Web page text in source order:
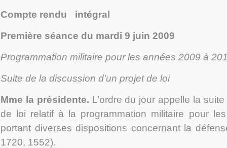
Compte rendu intégral
Première séance du mardi 9 juin 2009
Programmation militaire pour les années 2009 à
Suite de la discussion d’un projet de loi
Mme la présidente. L’ordre du jour appelle la
de loi relatif à la programmation militaire pour
portant diverses dispositions concernant la
1720, 1552).